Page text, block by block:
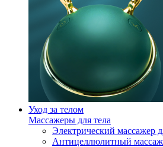
Уход за телом
Массажеры для тела
Электрический массажер
Антицеллюлитный